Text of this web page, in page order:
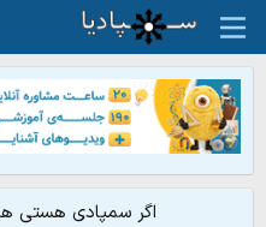
اگر سمپادی هستی